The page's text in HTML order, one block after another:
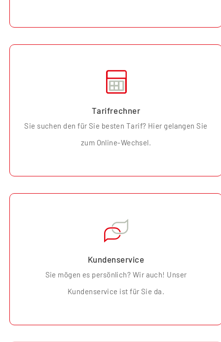
Tarifrechner
Sie suchen den für Sie besten Tarif? Hier gelangen Sie
zum Online-Wechsel.
Kundenservice
Sie mögen es persönlich? Wir auch! Unser
Kundenservice ist für Sie da.